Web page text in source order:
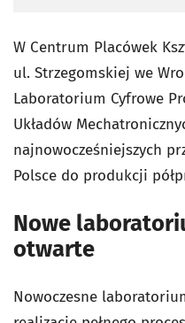
W Centrum Placówek
ul. Strzegomskiej we
Laboratorium Cyfrowe
Układów
najnowocześniejszych
Polsce do produkcji
Nowe
otwarte
Nowoczesne